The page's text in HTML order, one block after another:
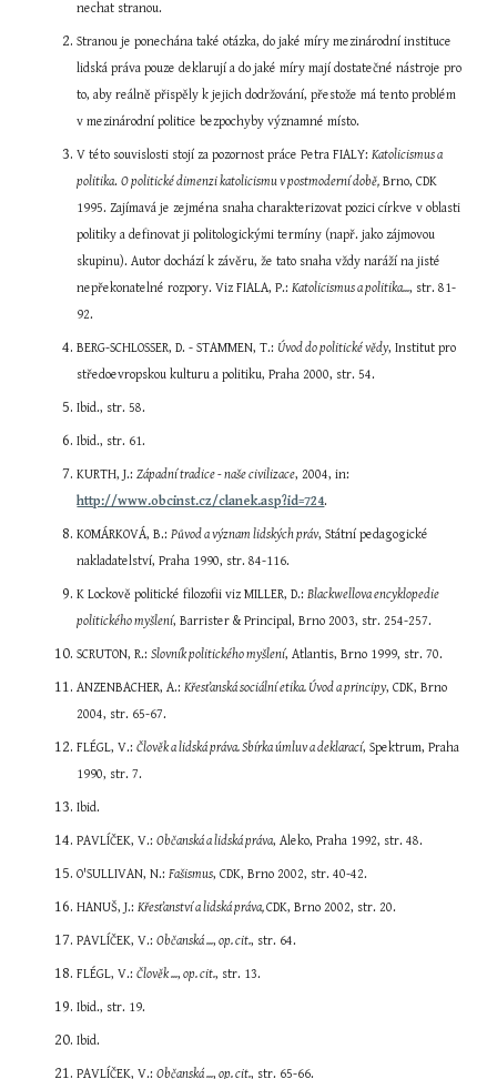
nechat stranou.
Stranou je ponechána také otázka, do jaké míry mezinárodní instituce
lidská práva pouze deklarují a do jaké míry mají dostatečné nástroje pro
to, aby reálně přispěly k jejich dodržování, přestože má tento problém
v mezinárodní politice bezpochyby významné místo.
V této souvislosti stojí za pozornost práce Petra FIALY: Katolicismus a
politika. O politické dimenzi katolicismu v postmoderní době, Brno, CDK
1995. Zajímavá je zejména snaha charakterizovat pozici církve v oblasti
politiky a definovat ji politologickými termíny (např. jako zájmovou
skupinu). Autor dochází k závěru, že tato snaha vždy naráží na jisté
nepřekonatelné rozpory. Viz FIALA, P.: Katolicismus a politika..., str. 81-
92.
BERG-SCHLOSSER, D. - STAMMEN, T.: Úvod do politické vědy, Institut pro
středoevropskou kulturu a politiku, Praha 2000, str. 54.
Ibid., str. 58.
Ibid., str. 61.
KURTH, J.: Západní tradice - naše civilizace
http://www.obcinst.cz/clanek.asp?id=724.
KOMÁRKOVÁ, B.: Původ a význam lidských práv, Státní pedagogické
nakladatelství, Praha 1990, str. 84-116.
K Lockově politické filozofii viz MILLER, D.: Blackwellova encyklopedie
politického myšlení, Barrister & Principal, Brno 2003, str. 254-257.
SCRUTON, R.: Slovník politického myšlení, Atlantis, Brno 1999, str. 70.
ANZENBACHER, A.: Křesťanská sociální etika. Úvod a principy, CDK, Brno
2004, str. 65-67.
FLÉGL, V.: Člověk a lidská práva. Sbírka úmluv a deklarací, Spektrum, Praha
1990, str. 7.
Ibid.
PAVLÍČEK, V.: Občanská a lidská práva, Aleko, Praha 1992, str. 48.
O'SULLIVAN, N.: Fašismus, CDK, Brno 2002, str. 40-42.
HANUŠ, J.: Křesťanství a lidská práva, CDK, Brno 2002, str. 20.
PAVLÍČEK, V.: Občanská ..., op. cit., str. 64.
FLÉGL, V.: Člověk ..., op. cit., str. 13.
Ibid., str. 19.
Ibid.
PAVLÍČEK, V.: Občanská ..., op. cit., str. 65-66.